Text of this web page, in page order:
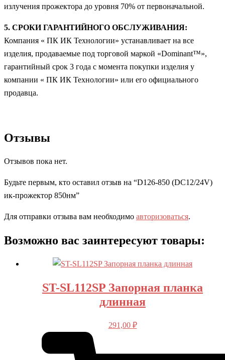
излучения прожектора до уровня 70% от первоначальной.
5. СРОКИ ГАРАНТИЙНОГО ОБСЛУЖИВАНИЯ:
Компания « ПК ИК Технологии» устанавливает на все
изделия, продаваемые под торговой маркой «Dominant™»,
гарантийный срок 3 года с момента покупки изделия у
компании « ПК ИК Технологии» или его официального
продавца.
Отзывы
Отзывов пока нет.
Будьте первым, кто оставил отзыв на “D126-850 (DC12/24V)
ик-прожектор 850нм”
Для отправки отзыва вам необходимо авторизоваться.
Возможно вас заинтересуют товары:
ST-SL112SP Запорная планка
длинная
291,00 ₽